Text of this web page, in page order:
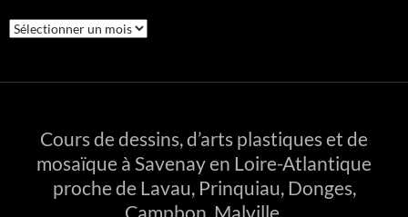
Archives
Cours de dessins, d’arts plastiques et de
mosaïque à Savenay en Loire-Atlantique
proche de Lavau, Prinquiau, Donges,
Campbon, Malville.